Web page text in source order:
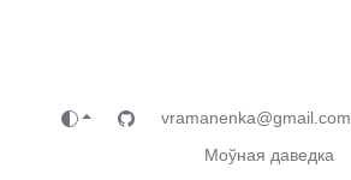
vramanenka@gmail.com
Моўная даведка